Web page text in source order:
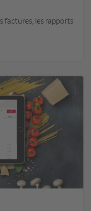
factures, les rapports